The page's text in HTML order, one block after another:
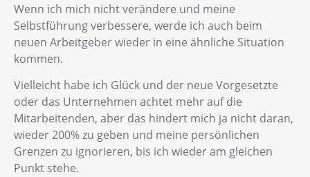
Wenn ich mich nicht verändere und meine
Selbstführung verbessere, werde ich auch beim
neuen Arbeitgeber wieder in eine ähnliche Situation
kommen.
Vielleicht habe ich Glück und der neue Vorgesetzte
oder das Unternehmen achtet mehr auf die
Mitarbeitenden, aber das hindert mich ja nicht daran,
wieder 200% zu geben und meine persönlichen
Grenzen zu ignorieren, bis ich wieder am gleichen
Punkt stehe.